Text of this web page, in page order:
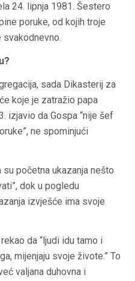
24. lipnja 1981. Šestero
poruke, od kojih troje
svakodnevno.
sada Dikasterij za
koje je zatražio papa
izjavio da Gospa “nije šef
ne spominjući
su početna ukazanja nešto
dok u pogledu
izvješće ima svoje
da “ljudi idu tamo i
mijenjaju svoje živote.” To
valjana duhovna i